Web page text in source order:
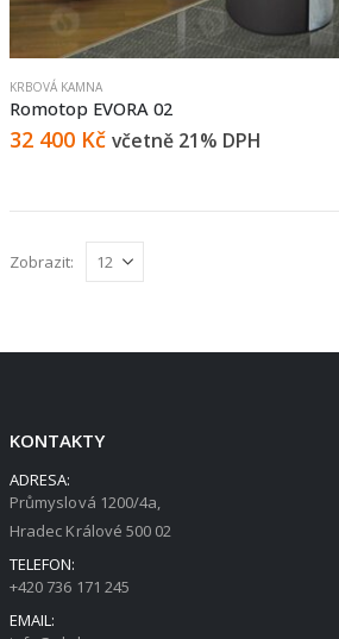
KRBOVÁ KAMNA
Romotop EVORA 02
32 400 Kč včetně 21% DPH
Zobrazit:
KONTAKTY
ADRESA:
Průmyslová 1200/4a,
Hradec Králové 500 02
TELEFON:
+420 736 171 245
EMAIL: